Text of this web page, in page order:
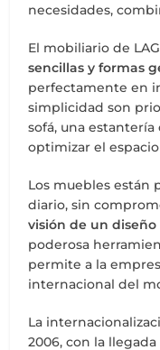
necesidades,
El mobiliario de
sencillas y formas
perfectamente en
simplicidad son
sofá, una estantería
optimizar el
Los muebles están
diario, sin
visión de un
poderosa
permite a la
internacional del
La
2006, con la